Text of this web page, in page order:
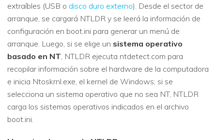
extraíbles (USB o disco duro externo). Desde el sector de
arranque, se cargará NTLDR y se leerá la información de
configuración en boot.ini para generar un menú de
arranque. Luego, si se elige un sistema operativo
basado en NT , NTLDR ejecuta ntdetect.com para
recopilar información sobre el hardware de la computadora
e inicia Ntoskrnl.exe, el kernel de Windows; si se
selecciona un sistema operativo que no sea NT, NTLDR
carga los sistemas operativos indicados en el archivo
boot.ini.